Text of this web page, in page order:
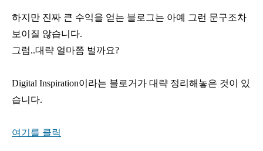
하지만 진짜 큰 수익을 얻는 블로그는 아예 그런 문구조차
보이질 않습니다.
그럼..대략 얼마쯤 벌까요?
Digital Inspiration이라는 블로거가 대략 정리해놓은 것이 있
습니다.
여기를 클릭